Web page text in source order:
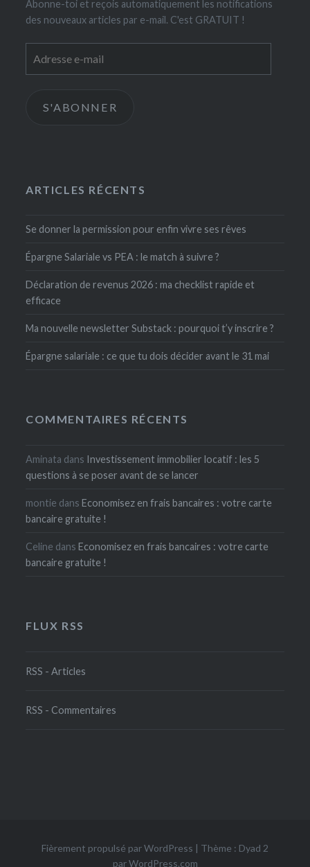
Abonne-toi et reçois automatiquement les notifications
des nouveaux articles par e-mail. C'est GRATUIT !
e-
S'ABONNER
ARTICLES RÉCENTS
Se donner la permission pour enfin vivre ses rêves
Épargne Salariale vs PEA : le match à suivre ?
Déclaration de revenus 2026 : ma checklist rapide et
efficace
Ma nouvelle newsletter Substack : pourquoi t’y inscrire ?
Épargne salariale : ce que tu dois décider avant le 31 mai
COMMENTAIRES RÉCENTS
Aminata dans Investissement immobilier locatif : les 5
questions à se poser avant de se lancer
montie dansEconomisez en frais bancaires : votre carte
bancaire gratuite !
Celine dansEconomisez en frais bancaires : votre carte
bancaire gratuite !
FLUX RSS
RSS - Articles
RSS - Commentaires
Fièrement propulsé par WordPress | Thème : Dyad 2
parWordPress.com